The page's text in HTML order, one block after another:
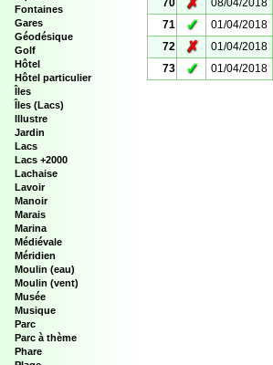
Fontaines
Gares
Géodésique
Golf
Hôtel
Hôtel particulier
Îles
Îles (Lacs)
Illustre
Jardin
Lacs
Lacs +2000
Lachaise
Lavoir
Manoir
Marais
Marina
Médiévale
Méridien
Moulin (eau)
Moulin (vent)
Musée
Musique
Parc
Parc à thème
Phare
70
08/04/2018
71
✓ 01/04/2018
72
✗ 01/04/2018
73
✓ 01/04/2018